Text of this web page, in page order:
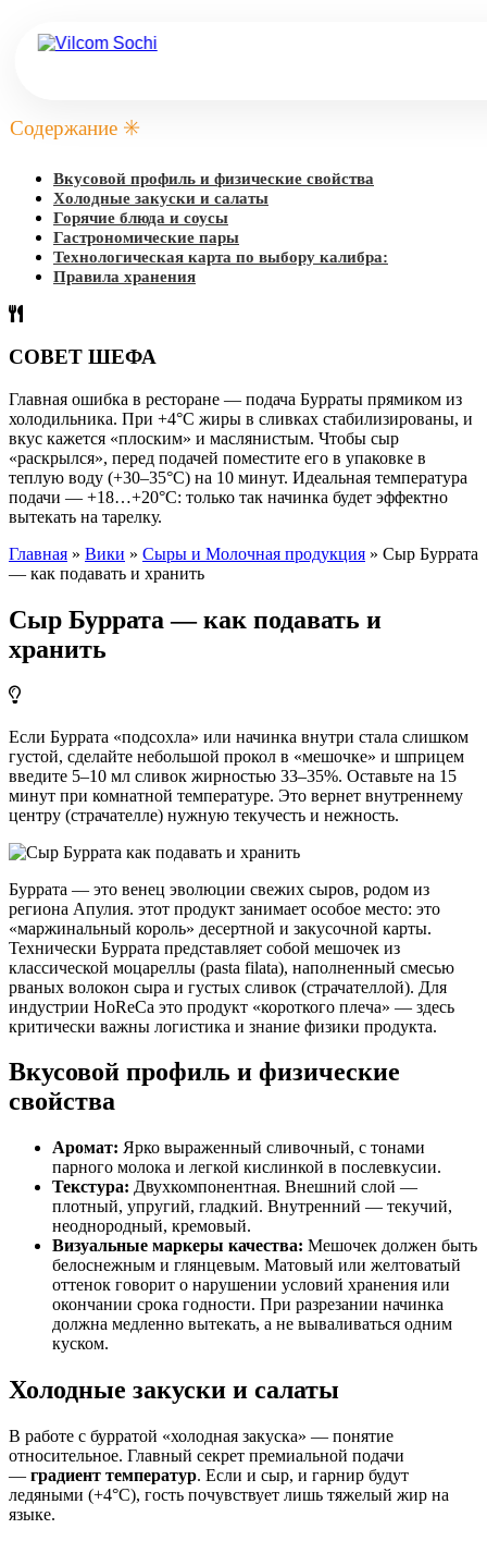
Содержание ✳️
Вкусовой профиль и физические свойства
Холодные закуски и салаты
Горячие блюда и соусы
Гастрономические пары
Технологическая карта по выбору калибра:
Правила хранения
СОВЕТ ШЕФА
Главная ошибка в ресторане — подача Бурраты прямиком из
холодильника. При +4°C жиры в сливках стабилизированы, и
вкус кажется «плоским» и маслянистым. Чтобы сыр
«раскрылся», перед подачей поместите его в упаковке в
теплую воду (+30–35°C) на 10 минут. Идеальная температура
подачи — +18…+20°C: только так начинка будет эффектно
вытекать на тарелку.
Главная » Вики » Сыры и Молочная продукция » Сыр Буррата
— как подавать и хранить
Сыр Буррата — как подавать и
хранить
Если Буррата «подсохла» или начинка внутри стала слишком
густой, сделайте небольшой прокол в «мешочке» и шприцем
введите 5–10 мл сливок жирностью 33–35%. Оставьте на 15
минут при комнатной температуре. Это вернет внутреннему
центру (страчателле) нужную текучесть и нежность.
Буррата — это венец эволюции свежих сыров, родом из
региона Апулия. этот продукт занимает особое место: это
«маржинальный король» десертной и закусочной карты.
Технически Буррата представляет собой мешочек из
классической моцареллы (pasta filata), наполненный смесью
рваных волокон сыра и густых сливок (страчателлой). Для
индустрии HoReCa это продукт «короткого плеча» — здесь
критически важны логистика и знание физики продукта.
Вкусовой профиль и физические
свойства
Аромат: Ярко выраженный сливочный, с тонами
парного молока и легкой кислинкой в послевкусии.
Текстура: Двухкомпонентная. Внешний слой —
плотный, упругий, гладкий. Внутренний — текучий,
неоднородный, кремовый.
Визуальные маркеры качества: Мешочек должен быть
белоснежным и глянцевым. Матовый или желтоватый
оттенок говорит о нарушении условий хранения или
окончании срока годности. При разрезании начинка
должна медленно вытекать, а не вываливаться одним
куском.
Холодные закуски и салаты
В работе с бурратой «холодная закуска» — понятие
относительное. Главный секрет премиальной подачи
— градиент температур. Если и сыр, и гарнир будут
ледяными (+4°C), гость почувствует лишь тяжелый жир на
языке.